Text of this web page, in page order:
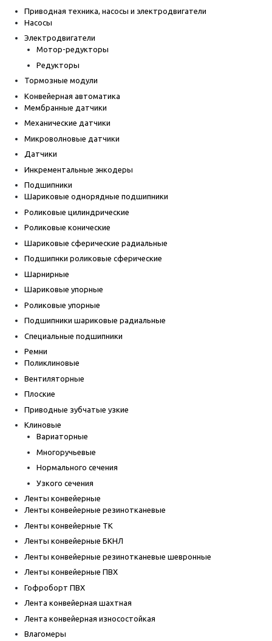
Приводная техника, насосы и электродвигатели
Насосы
Электродвигатели
Мотор-редукторы
Редукторы
Тормозные модули
Конвейерная автоматика
Мембранные датчики
Механические датчики
Микроволновые датчики
Датчики
Инкрементальные энкодеры
Подшипники
Шариковые однорядные подшипники
Роликовые цилиндрические
Роликовые конические
Шариковые сферические радиальные
Подшипнки роликовые сферические
Шарнирные
Шариковые упорные
Роликовые упорные
Подшипники шариковые радиальные
Специальные подшипники
Ремни
Поликлиновые
Вентиляторные
Плоские
Приводные зубчатые узкие
Клиновые
Вариаторные
Многоручьевые
Нормального сечения
Узкого сечения
Ленты конвейерные
Ленты конвейерные резинотканевые
Ленты конвейерные ТК
Ленты конвейерные БКНЛ
Ленты конвейерные резинотканевые шевронные
Ленты конвейерные ПВХ
Гофроборт ПВХ
Лента конвейерная шахтная
Лента конвейерная износостойкая
Влагомеры